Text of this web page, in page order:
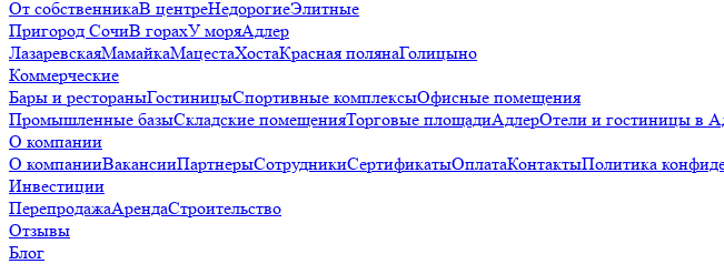
От собственникаВ центреНедорогиеЭлитные
Пригород СочиВ горахУ моряАдлер
ЛазаревскаяМамайкаМацестаХостаКрасная полянаГолицыно
Коммерческие
Бары и рестораныГостиницыСпортивные комплексыОфисные помещения
Промышленные базыСкладские помещенияТорговые площадиАдлерОтели и гостиницы в
О компании
О компанииВакансииПартнерыСотрудникиСертификатыОплатаКонтактыПолитика
Инвестиции
ПерепродажаАрендаСтроительство
Отзывы
Блог